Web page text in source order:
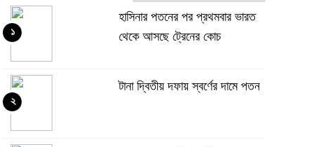
হাসিনার পতনের পর প্রথমবার ভারত
থেকে আসছে ট্রেনের কোচ
১
টানা দ্বিতীয় দফায় স্বর্ণের দামে পতন
২